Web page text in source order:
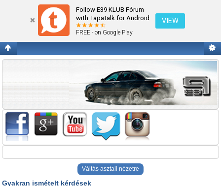
Follow E39 KLUB Fórum
with Tapatalk for Android
FREE - on Google Play
VIEW
Gyakran ismételt kérdések
Váltás asztali nézetre
Gyakran ismételt kérdések